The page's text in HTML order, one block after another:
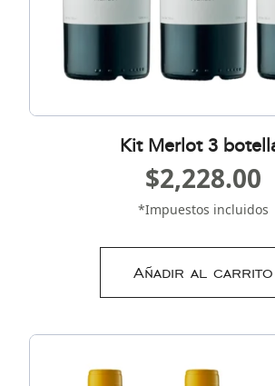
Kit Merlot 3
$2,228.00
*Impuestos incluidos
Añadir al carrito